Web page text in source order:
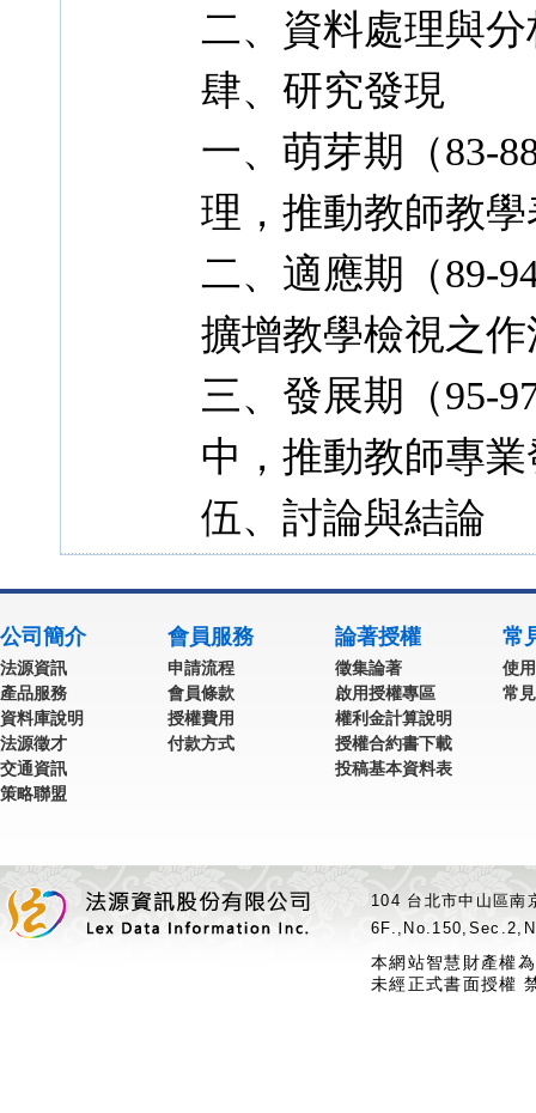
二、資料處理與分
肆、研究發現
一、萌芽期（83-
理，推動教師教
二、適應期（89-
擴增教學檢視之作
三、發展期（95-
中，推動教師專
伍、討論與結論
公司簡介
法源資訊
產品服務
資料庫說明
法源徵才
交通資訊
策略聯盟
會員服務
申請流程
會員條款
授權費用
付款方式
論著授權
徵集論著
啟用授權專區
權利金計算說明
授權合約書下載
投稿基本資料表
常
使
常
104 台北市中山區
本網站智慧財產權
未經正式書面授權